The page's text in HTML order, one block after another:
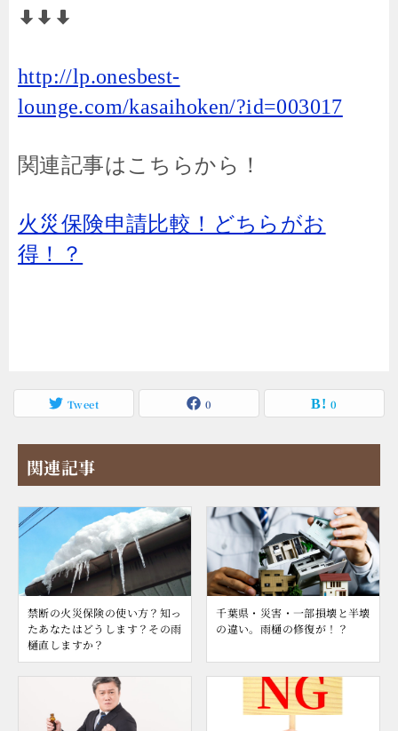
http://lp.onesbest-
lounge.com/kasaihoken/?id=003017
関連記事はこちらから！
火災保険申請比較！どちらがお
得！？
Tweet 0 0
関連記事
禁断の火災保険の使い方？知っ
たあなたはどうします？その雨
樋直しますか？
千葉県・災害・一部損壊と半壊
の違い。雨樋の修復が！？